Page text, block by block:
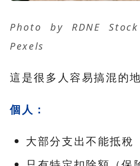
Photo by RDNE
Pexels
這是很多人容易搞混的地
個人：
大部分支出不能抵稅